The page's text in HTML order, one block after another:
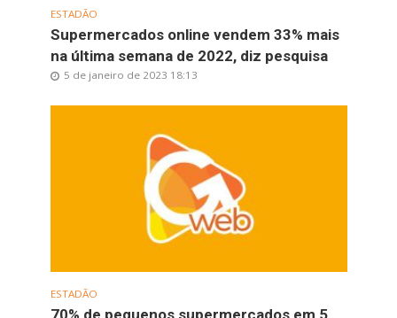
ESTADÃO
Supermercados online vendem 33% mais
na última semana de 2022, diz pesquisa
5 de janeiro de 2023 18:13
ESTADÃO
70% de pequenos supermercados em 5